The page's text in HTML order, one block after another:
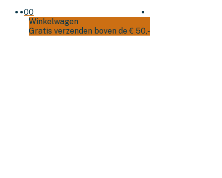
00
Winkelwagen
Gratis verzenden boven de € 50,-